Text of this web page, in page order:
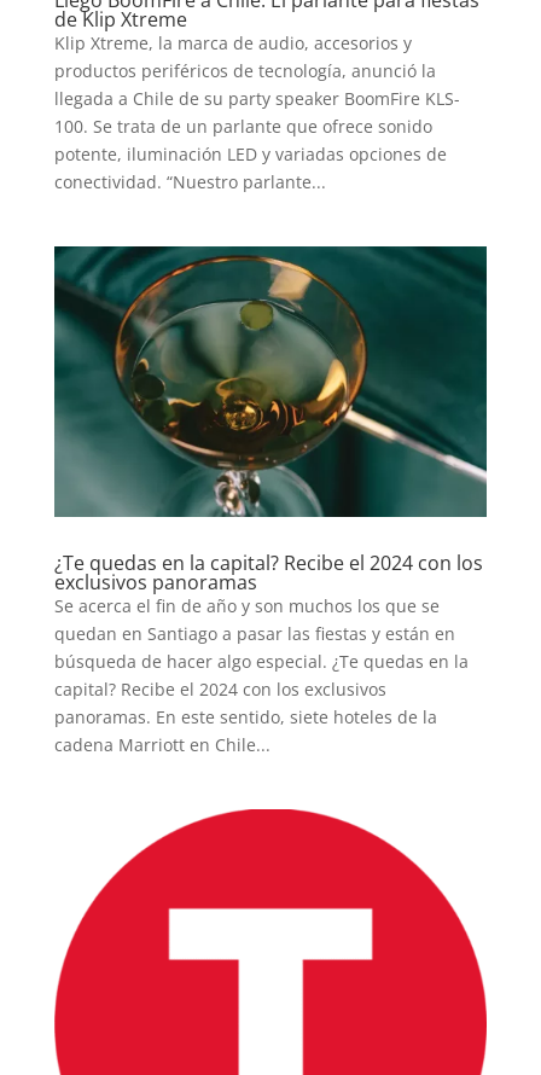
INICIO
PELICULAS
TECNOVITOS
T-
PLUS
EVENTOS
de Klip Xtreme
Klip Xtreme, la marca de audio, accesorios y
productos periféricos de tecnología, anunció la
llegada a Chile de su party speaker BoomFire KLS-
100. Se trata de un parlante que ofrece sonido
potente, iluminación LED y variadas opciones de
conectividad. “Nuestro parlante...
¿Te quedas en la capital? Recibe el 2024 con los
exclusivos panoramas
Se acerca el fin de año y son muchos los que se
quedan en Santiago a pasar las fiestas y están en
búsqueda de hacer algo especial. ¿Te quedas en la
capital? Recibe el 2024 con los exclusivos
panoramas. En este sentido, siete hoteles de la
cadena Marriott en Chile...